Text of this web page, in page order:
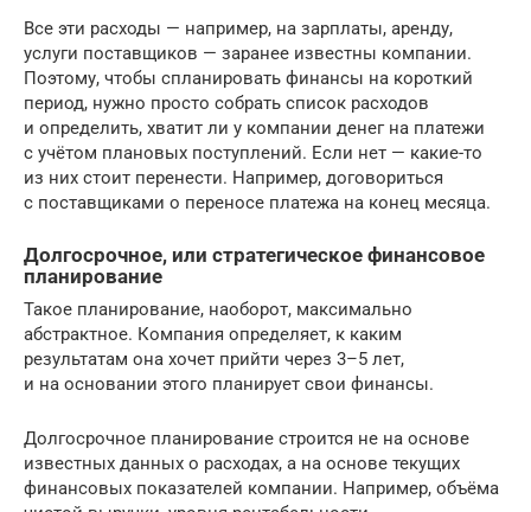
Все эти расходы — например, на зарплаты, аренду,
услуги поставщиков — заранее известны компании.
Поэтому, чтобы спланировать финансы на короткий
период, нужно просто собрать список расходов
и определить, хватит ли у компании денег на платежи
с учётом плановых поступлений. Если нет — какие-то
из них стоит перенести. Например, договориться
с поставщиками о переносе платежа на конец месяца.
Долгосрочное, или стратегическое финансовое
планирование
Такое планирование, наоборот, максимально
абстрактное. Компания определяет, к каким
результатам она хочет прийти через 3–5 лет,
и на основании этого планирует свои финансы.
Долгосрочное планирование строится не на основе
известных данных о расходах, а на основе текущих
финансовых показателей компании. Например, объёма